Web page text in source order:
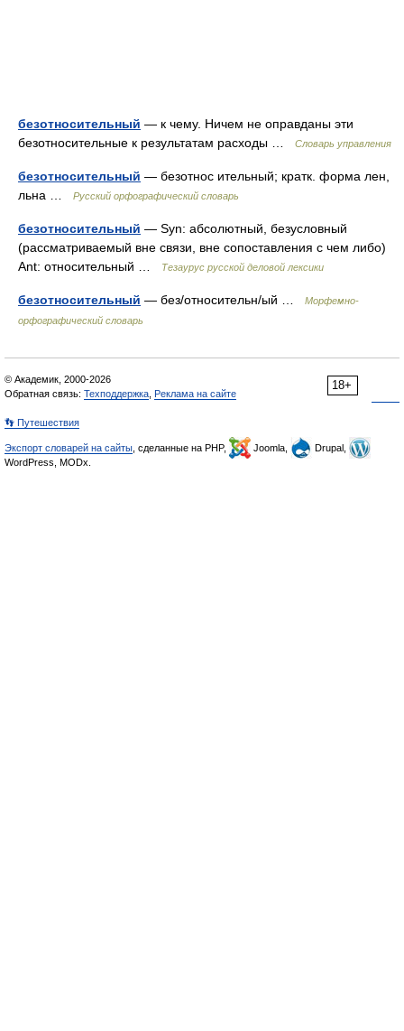
безотносительный — к чему. Ничем не оправданы эти
безотносительные к результатам расходы …
Словарь управления
безотносительный — безотнос ительный; кратк. форма лен,
льна …
Русский орфографический словарь
безотносительный — Syn: абсолютный, безусловный
(рассматриваемый вне связи, вне сопоставления с чем либо)
Ant: относительный …
Тезаурус русской деловой лексики
безотносительный — без/относительн/ый …
Морфемно-
орфографический словарь
18+
© Академик, 2000-2026
Обратная связь: Техподдержка Реклама на сайте
👣 Путешествия
Экспорт словарей на сайты , сделанные на PHP, Joomla,
Drupal,
WordPress, MODx.